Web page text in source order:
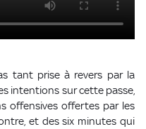
tant prise à revers par la
intentions sur cette passe,
offensives offertes par les
et des six minutes qui